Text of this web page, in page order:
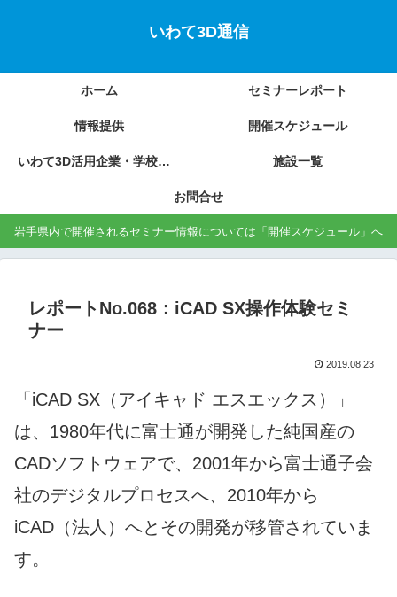
いわて3D通信
ホーム セミナーレポート
情報提供 開催スケジュール
いわて3D活用企業・学校の紹介 施設一覧
お問合せ
岩手県内で開催されるセミナー情報については「開催スケジュール」へ
レポートNo.068：iCAD SX操作体験セミ
ナー
2019.08.23
「iCAD SX（アイキャド エスエックス）」
は、1980年代に富士通が開発した純国産の
CADソフトウェアで、2001年から富士通子会
社のデジタルプロセスへ、2010年から
iCAD（法人）へとその開発が移管されていま
す。